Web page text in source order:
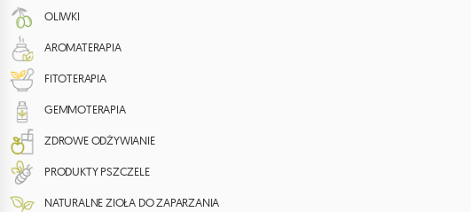
OLIWKI
AROMATERAPIA
FITOTERAPIA
GEMMOTERAPIA
ZDROWE ODŻYWIANIE
PRODUKTY PSZCZELE
NATURALNE ZIOŁA DO ZAPARZANIA